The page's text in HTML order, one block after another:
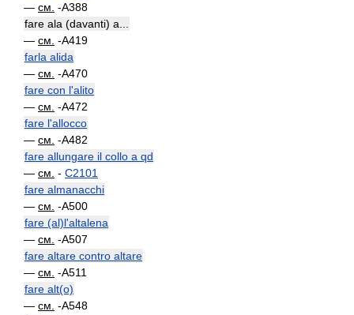
— см. -A388
fare ala (davanti) a...
— см. -A419
farla alida
— см. -A470
fare con l'alito
— см. -A472
fare l'allocco
— см. -A482
fare allungare il collo a qd
— см. - C2101
fare almanacchi
— см. -A500
fare (al)l'altalena
— см. -A507
fare altare contro altare
— см. -A511
fare alt(o)
— см. -A548